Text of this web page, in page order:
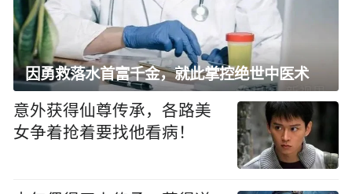
因勇救落水首富千金，就此掌控绝世中医术
意外获得仙尊传承，各路美
女争着抢着要找他看病！